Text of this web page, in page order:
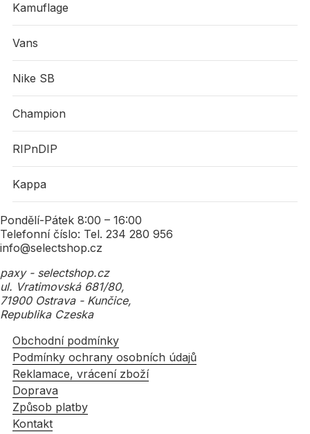
Kamuflage
Vans
Nike SB
Champion
RIPnDIP
Kappa
Pondělí-Pátek 8:00 – 16:00
Telefonní číslo: Tel. 234 280 956
info@selectshop.cz
paxy - selectshop.cz
ul. Vratimovská 681/80,
71900 Ostrava - Kunčice,
Republika Czeska
Obchodní podmínky
Podmínky ochrany osobních údajů
Reklamace, vrácení zboží
Doprava
Způsob platby
Kontakt